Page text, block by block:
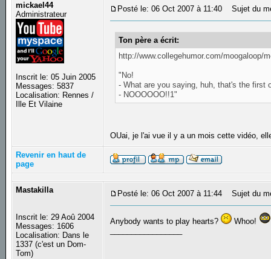
mickael44
Administrateur
Inscrit le: 05 Juin 2005
Messages: 5837
Localisation: Rennes /
Ille Et Vilaine
Posté le: 06 Oct 2007 à 11:40 Sujet du
Ton père a écrit:
http://www.collegehumor.com/moogaloop/
"No!
- What are you saying, huh, that's the first
- NOOOOOO!!1"
OUai, je l'ai vue il y a un mois cette vidéo,
Revenir en haut de
page
Mastakilla
Inscrit le: 29 Aoû 2004
Messages: 1606
Localisation: Dans le
1337 (c'est un Dom-
Tom)
Posté le: 06 Oct 2007 à 11:44 Sujet du
Anybody wants to play hearts?
Whoo!